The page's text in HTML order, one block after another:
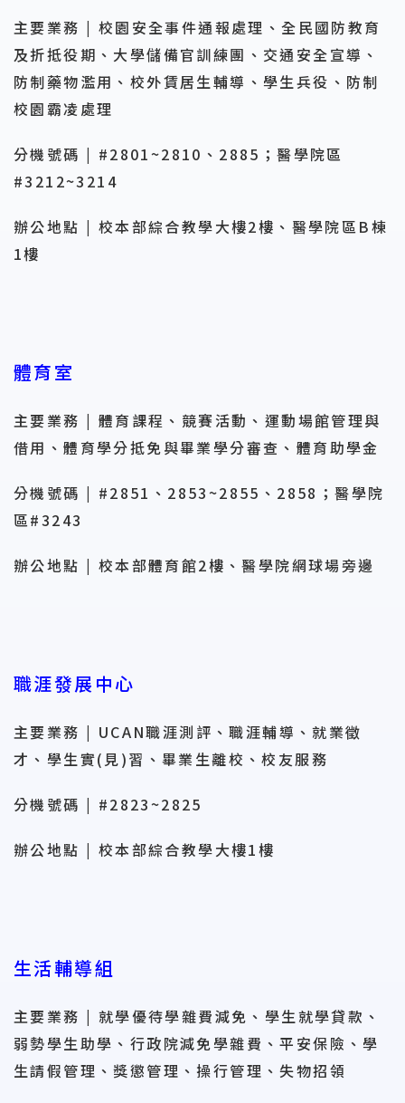
主要業務 | 校園安全事件通報處理、全民國防教育
及折抵役期、大學儲備官訓練團、交通安全宣導、
防制藥物濫用、校外賃居生輔導、學生兵役、防制
校園霸凌處理
分機號碼 | #2801~2810、2885；醫學院區
#3212~3214
辦公地點 | 校本部綜合教學大樓2樓、醫學院區B棟
1樓
體育室
主要業務 | 體育課程、競賽活動、運動場館管理與
借用、體育學分抵免與畢業學分審查、體育助學金
分機號碼 | #2851、2853~2855、2858；醫學院
區#3243
辦公地點 | 校本部體育館2樓、醫學院網球場旁邊
職涯發展中心
主要業務 | UCAN職涯測評、職涯輔導、就業徵
才、學生實(見)習、畢業生離校、校友服務
分機號碼 | #2823~2825
辦公地點 | 校本部綜合教學大樓1樓
生活輔導組
主要業務 | 就學優待學雜費減免、學生就學貸款、
弱勢學生助學、行政院減免學雜費、平安保險、學
生請假管理、獎懲管理、操行管理、失物招領